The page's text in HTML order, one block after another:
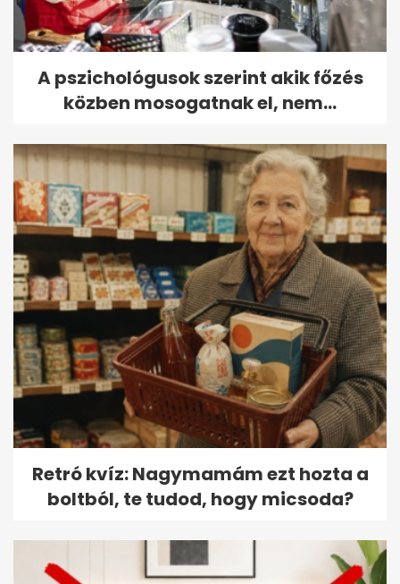
A pszichológusok szerint akik főzés
közben mosogatnak el, nem...
Retró kvíz: Nagymamám ezt hozta a
boltból, te tudod, hogy micsoda?